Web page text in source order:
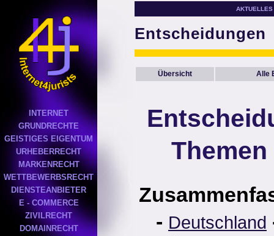
INTERNET
GRUNDRECHTE
GEISTIGES EIGENTUM
URHEBERRECHT
MARKENRECHT
WETTBEWERBSRECHT
DIENSTEANBIETER
E - COMMERCE
ZIVILRECHT
DOMAINRECHT
AKTUELLES
Entscheidungen
Übersicht Alle
- Deutschland